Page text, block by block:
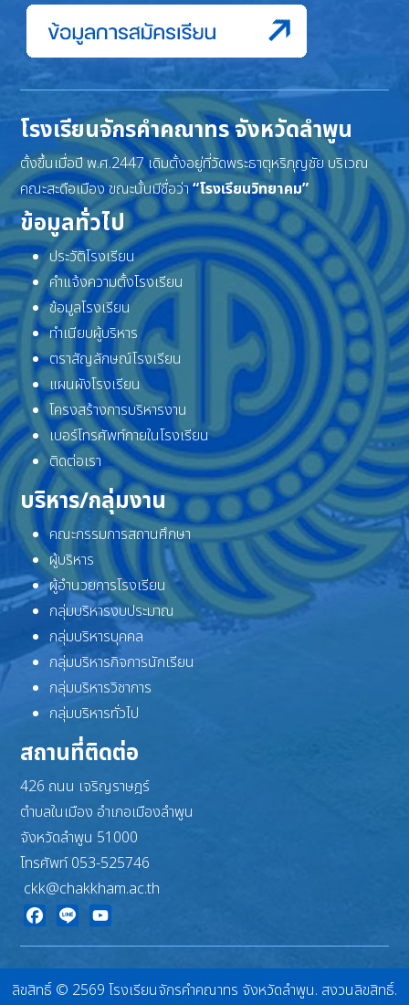
โรงเรียนจักรคำคณาทร จังหวัดลำพูน
ตั้งขึ้นเมื่อปี พ.ศ.2447 เดิมตั้งอยู่ที่วัดพระธาตุหริภุญชัย บริเวณ
คณะสะดือเมือง ขณะนั้นมีชื่อว่า“โรงเรียนวิทยาคม”
ข้อมูลทั่วไป
ประวัติโรงเรียน
คำแจ้งความตั้งโรงเรียน
ข้อมูลโรงเรียน
ทำเนียบผู้บริหาร
ตราสัญลักษณ์โรงเรียน
แผนผังโรงเรียน
โครงสร้างการบริหารงาน
เบอร์โทรศัพท์ภายในโรงเรียน
ติดต่อเรา
บริหาร/กลุ่มงาน
คณะกรรมการสถานศึกษา
ผู้บริหาร
ผู้อำนวยการโรงเรียน
กลุ่มบริหารงบประมาณ
กลุ่มบริหารบุคคล
กลุ่มบริหารกิจการนักเรียน
กลุ่มบริหารวิชาการ
กลุ่มบริหารทั่วไป
สถานที่ติดต่อ
426 ถนน เจริญราษฎร์
ตำบลในเมือง อำเภอเมืองลำพูน
จังหวัดลำพูน 51000
โทรศัพท์ 053-525746
ckk@chakkham.ac.th
ลิขสิทธิ์ © 2569 โรงเรียนจักรคำคณาทร จังหวัดลำพูน. สงวนลิขสิทธิ์.